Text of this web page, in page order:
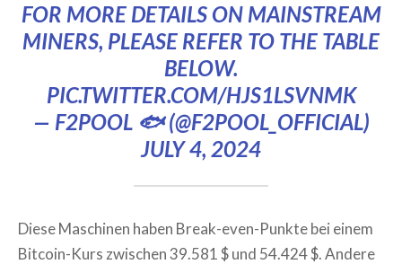
FOR MORE DETAILS ON MAINSTREAM
MINERS, PLEASE REFER TO THE TABLE
BELOW.
PIC.TWITTER.COM/HJS1LSVNMK
— F2POOL 🐟 (@F2POOL_OFFICIAL)
JULY 4, 2024
Diese Maschinen haben Break-even-Punkte bei einem
Bitcoin-Kurs zwischen 39.581 $ und 54.424 $. Andere